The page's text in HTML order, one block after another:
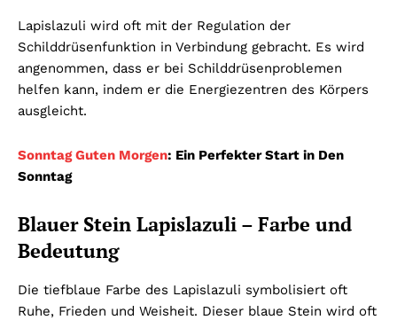
Lapislazuli wird oft mit der Regulation der
Schilddrüsenfunktion in Verbindung gebracht. Es wird
angenommen, dass er bei Schilddrüsenproblemen
helfen kann, indem er die Energiezentren des Körpers
ausgleicht.
Sonntag Guten Morgen: Ein Perfekter Start in Den
Sonntag
Blauer Stein Lapislazuli – Farbe und
Bedeutung
Die tiefblaue Farbe des Lapislazuli symbolisiert oft
Ruhe, Frieden und Weisheit. Dieser blaue Stein wird oft